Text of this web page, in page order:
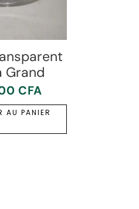
Grand
CFA
AU PANIER